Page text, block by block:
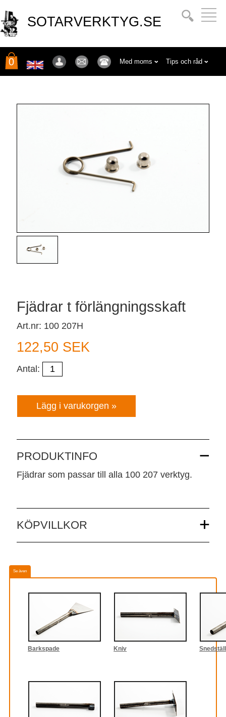
SOTARVERKTYG.SE
0 Med moms Tips och råd
Fjädrar t förlängningsskaft
Art.nr: 100 207H
122,50 SEK
Antal:
PRODUKTINFO
Fjädrar som passar till alla 100 207 verktyg.
KÖPVILLKOR
Se även
Barkspade Kniv